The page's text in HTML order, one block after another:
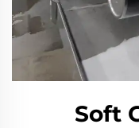
Soft